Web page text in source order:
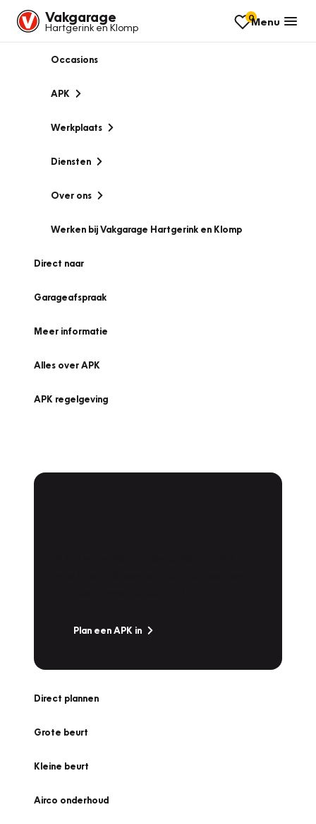
Vakgarage
Hartgerink en Klomp
0Menu
Occasions
APK
Werkplaats
Diensten
Over ons
Werken bij Vakgarage Hartgerink en Klomp
Direct naar
Garageafspraak
Meer informatie
Alles over APK
APK regelgeving
Plan een APK in
Direct plannen
Grote beurt
Kleine beurt
Airco onderhoud